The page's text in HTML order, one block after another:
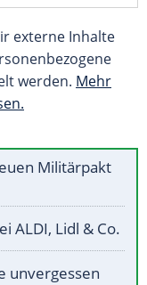
externe Inhalte
werden. Mehr
Militärpakt
ALDI, Lidl & Co.
unvergessen